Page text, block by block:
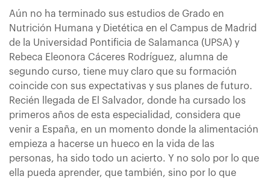
Aún no ha terminado sus estudios de Grado en
Nutrición Humana y Dietética en el Campus de Madrid
de la Universidad Pontificia de Salamanca (UPSA) y
Rebeca Eleonora Cáceres Rodríguez, alumna de
segundo curso, tiene muy claro que su formación
coincide con sus expectativas y sus planes de futuro.
Recién llegada de El Salvador, donde ha cursado los
primeros años de esta especialidad, considera que
venir a España, en un momento donde la alimentación
empieza a hacerse un hueco en la vida de las
personas, ha sido todo un acierto. Y no solo por lo que
ella pueda aprender, que también, sino por lo que